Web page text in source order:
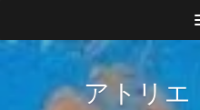
アトリ